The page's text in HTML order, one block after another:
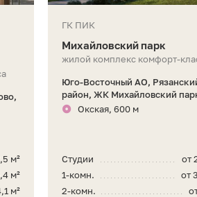
м²
м²
м²
ГК ПИК
Михайловский парк
жилой комплекс комфорт-
Юго-Восточный АО,
район, ЖК Михайловский
Окская, 600 м
от
Студии
от
1-комн.
2-комн.